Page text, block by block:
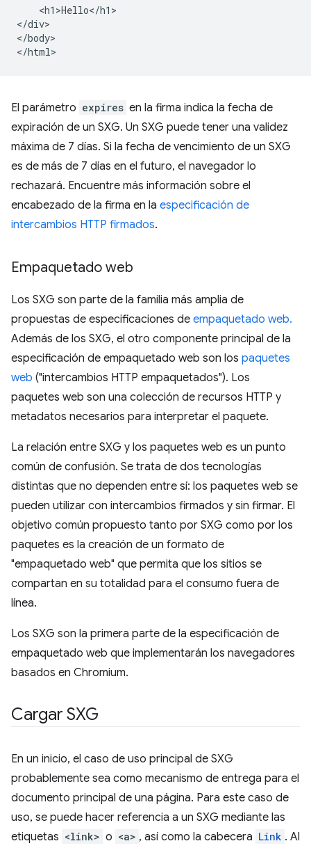
    <h1>Hello</h1>
</div>
</body>
El parámetro expires en la firma indica la fecha de
expiración de un SXG. Un SXG puede tener una validez
máxima de 7 días. Si la fecha de vencimiento de un SXG
es de más de 7 días en el futuro, el navegador lo
rechazará. Encuentre más información sobre el
encabezado de la firma en la especificación de
intercambios HTTP firmados.
Empaquetado web
Los SXG son parte de la familia más amplia de
propuestas de especificaciones de empaquetado web.
Además de los SXG, el otro componente principal de la
especificación de empaquetado web son los paquetes
web ("intercambios HTTP empaquetados"). Los
paquetes web son una colección de recursos HTTP y
metadatos necesarios para interpretar el paquete.
La relación entre SXG y los paquetes web es un punto
común de confusión. Se trata de dos tecnologías
distintas que no dependen entre sí: los paquetes web se
pueden utilizar con intercambios firmados y sin firmar. El
objetivo común propuesto tanto por SXG como por los
paquetes es la creación de un formato de
"empaquetado web" que permita que los sitios se
compartan en su totalidad para el consumo fuera de
línea.
Los SXG son la primera parte de la especificación de
empaquetado web que implementarán los navegadores
basados en Chromium.
Cargar SXG
En un inicio, el caso de uso principal de SXG
probablemente sea como mecanismo de entrega para el
documento principal de una página. Para este caso de
uso, se puede hacer referencia a un SXG mediante las
etiquetas <link> o <a> , así como la cabecera Link . Al